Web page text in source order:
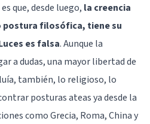
que, desde luego, la creencia
postura filosófica, tiene su
es falsa. Aunque la
a dudas, una mayor libertad de
también, lo religioso, lo
posturas ateas ya desde la
como Grecia, Roma, China y